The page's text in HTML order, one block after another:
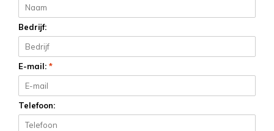
Bedrijf:
E-mail: *
Telefoon: